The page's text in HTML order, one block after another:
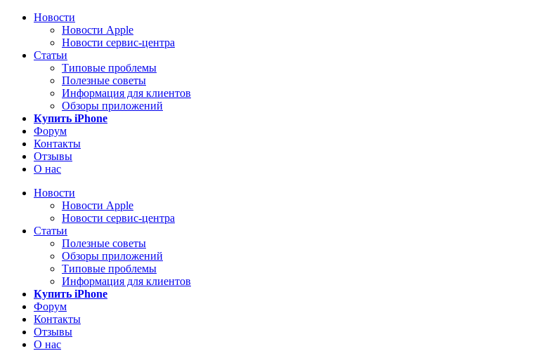
Новости
Новости Apple
Новости сервис-центра
Статьи
Типовые проблемы
Полезные советы
Информация для клиентов
Обзоры приложений
Купить iPhone
Форум
Контакты
Отзывы
О нас
Новости
Новости Apple
Новости сервис-центра
Статьи
Полезные советы
Обзоры приложений
Типовые проблемы
Информация для клиентов
Купить iPhone
Форум
Контакты
Отзывы
О нас